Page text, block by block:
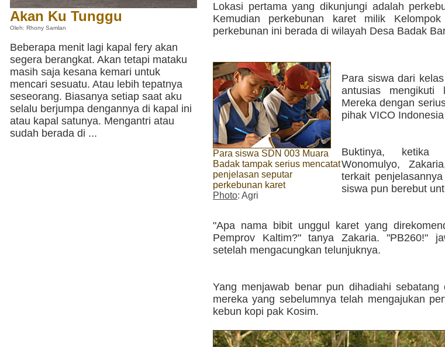
Akan Ku Tunggu
Oleh: Rhony Samlan
Beberapa menit lagi kapal fery akan
segera berangkat. Akan tetapi mataku
masih saja kesana kemari untuk
mencari sesuatu. Atau lebih tepatnya
seseorang. Biasanya setiap saat aku
selalu berjumpa dengannya di kapal ini
atau kapal satunya. Mengantri atau
sudah berada di ...
Lokasi pertama yang dikunjungi adalah
Kemudian perkebunan karet milik
perkebunan ini berada di wilayah Desa Badak
Para siswa SDN 003 Muara
Badak tampak serius mencatat
penjelasan seputar
perkebunan karet
Photo: Agri
Para siswa dari
antusias mengikuti
Mereka dengan
pihak VICO
Buktinya, ketika
Wonomulyo,
terkait
siswa pun berebut
"Apa nama bibit unggul karet yang
Pemprov Kaltim?" tanya Zakaria. "PB260!"
setelah mengacungkan telunjuknya.
Yang menjawab benar pun dihadiahi sebatang
mereka yang sebelumnya telah mengajukan
kebun kopi pak Kosim.